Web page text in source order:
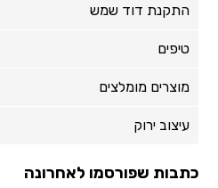
התקנת דוד שמש
טיפים
מוצרים מומלצים
עיצוב ירוק
כתבות שפורסמו לאחרונה